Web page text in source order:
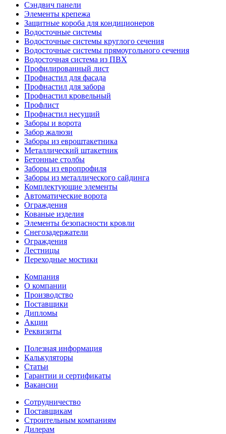
Сэндвич панели
Элементы крепежа
Защитные короба для кондиционеров
Водосточные системы
Водосточные системы круглого сечения
Водосточные системы прямоугольного сечения
Водосточная система из ПВХ
Профилированный лист
Профнастил для фасада
Профнастил для забора
Профнастил кровельный
Профлист
Профнастил несущий
Заборы и ворота
Забор жалюзи
Заборы из евроштакетника
Металлический штакетник
Бетонные столбы
Заборы из европрофиля
Заборы из металлического сайдинга
Комплектующие элементы
Автоматические ворота
Ограждения
Кованые изделия
Элементы безопасности кровли
Снегозадержатели
Ограждения
Лестницы
Переходные мостики
Компания
О компании
Производство
Поставщики
Дипломы
Акции
Реквизиты
Полезная информация
Калькуляторы
Статьи
Гарантии и сертификаты
Вакансии
Сотрудничество
Поставщикам
Строительным компаниям
Дилерам